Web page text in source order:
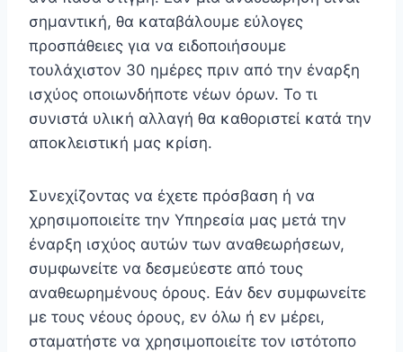
σημαντική, θα καταβάλουμε εύλογες
προσπάθειες για να ειδοποιήσουμε
τουλάχιστον 30 ημέρες πριν από την έναρξη
ισχύος οποιωνδήποτε νέων όρων. Το τι
συνιστά υλική αλλαγή θα καθοριστεί κατά την
αποκλειστική μας κρίση.
Συνεχίζοντας να έχετε πρόσβαση ή να
χρησιμοποιείτε την Υπηρεσία μας μετά την
έναρξη ισχύος αυτών των αναθεωρήσεων,
συμφωνείτε να δεσμεύεστε από τους
αναθεωρημένους όρους. Εάν δεν συμφωνείτε
με τους νέους όρους, εν όλω ή εν μέρει,
σταματήστε να χρησιμοποιείτε τον ιστότοπο